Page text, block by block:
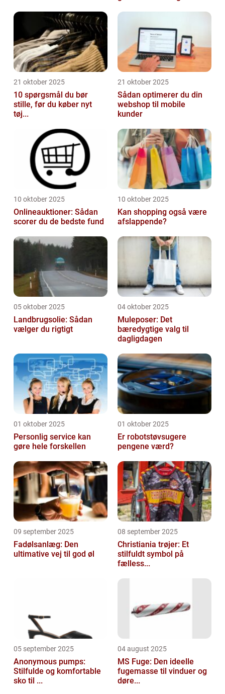
21 oktober 2025
10 spørgsmål du bør
stille, før du køber nyt
tøj...
21 oktober 2025
Sådan optimerer du din
webshop til mobile
kunder
10 oktober 2025
Onlineauktioner: Sådan
scorer du de bedste fund
10 oktober 2025
Kan shopping også være
afslappende?
05 oktober 2025
Landbrugsolie: Sådan
vælger du rigtigt
04 oktober 2025
Muleposer: Det
bæredygtige valg til
dagligdagen
01 oktober 2025
Personlig service kan
gøre hele forskellen
01 oktober 2025
Er robotstøvsugere
pengene værd?
09 september 2025
Fadølsanlæg: Den
ultimative vej til god øl
08 september 2025
Christiania trøjer: Et
stilfuldt symbol på
fælless...
05 september 2025
Anonymous pumps:
Stilfulde og komfortable
sko til ...
04 august 2025
MS Fuge: Den ideelle
fugemasse til vinduer og
døre...